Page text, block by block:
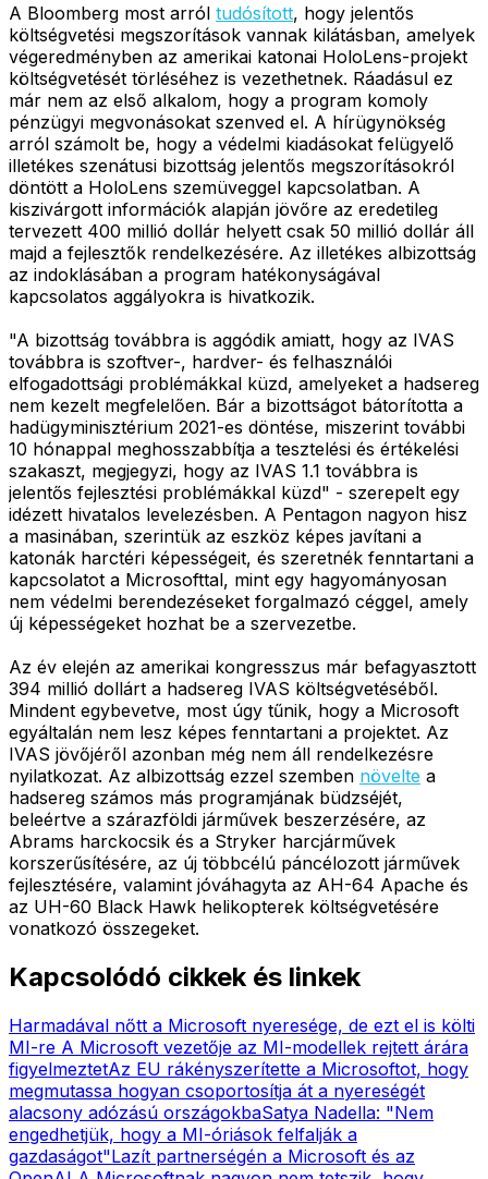
A Bloomberg most arról tudósított, hogy jelentős
költségvetési megszorítások vannak kilátásban, amelyek
végeredményben az amerikai katonai HoloLens-projekt
költségvetését törléséhez is vezethetnek. Ráadásul ez
már nem az első alkalom, hogy a program komoly
pénzügyi megvonásokat szenved el. A hírügynökség
arról számolt be, hogy a védelmi kiadásokat felügyelő
illetékes szenátusi bizottság jelentős megszorításokról
döntött a HoloLens szemüveggel kapcsolatban. A
kiszivárgott információk alapján jövőre az eredetileg
tervezett 400 millió dollár helyett csak 50 millió dollár áll
majd a fejlesztők rendelkezésére. Az illetékes albizottság
az indoklásában a program hatékonyságával
kapcsolatos aggályokra is hivatkozik.
"A bizottság továbbra is aggódik amiatt, hogy az IVAS
továbbra is szoftver-, hardver- és felhasználói
elfogadottsági problémákkal küzd, amelyeket a hadsereg
nem kezelt megfelelően. Bár a bizottságot bátorította a
hadügyminisztérium 2021-es döntése, miszerint további
10 hónappal meghosszabbítja a tesztelési és értékelési
szakaszt, megjegyzi, hogy az IVAS 1.1 továbbra is
jelentős fejlesztési problémákkal küzd" - szerepelt egy
idézett hivatalos levelezésben. A Pentagon nagyon hisz
a masinában, szerintük az eszköz képes javítani a
katonák harctéri képességeit, és szeretnék fenntartani a
kapcsolatot a Microsofttal, mint egy hagyományosan
nem védelmi berendezéseket forgalmazó céggel, amely
új képességeket hozhat be a szervezetbe.
Az év elején az amerikai kongresszus már befagyasztott
394 millió dollárt a hadsereg IVAS költségvetéséből.
Mindent egybevetve, most úgy tűnik, hogy a Microsoft
egyáltalán nem lesz képes fenntartani a projektet. Az
IVAS jövőjéről azonban még nem áll rendelkezésre
nyilatkozat. Az albizottság ezzel szemben növelte a
hadsereg számos más programjának büdzséjét,
beleértve a szárazföldi járművek beszerzésére, az
Abrams harckocsik és a Stryker harcjárművek
korszerűsítésére, az új többcélú páncélozott járművek
fejlesztésére, valamint jóváhagyta az AH-64 Apache és
az UH-60 Black Hawk helikopterek költségvetésére
vonatkozó összegeket.
Kapcsolódó cikkek és linkek
Harmadával nőtt a Microsoft nyeresége, de ezt el is költi
MI-re A Microsoft vezetője az MI-modellek rejtett árára
figyelmeztetAz EU rákényszerítette a Microsoftot, hogy
megmutassa hogyan csoportosítja át a nyereségét
alacsony adózású országokbaSatya Nadella: "Nem
engedhetjük, hogy a MI-óriások felfalják a
gazdaságot"Lazít partnerségén a Microsoft és az